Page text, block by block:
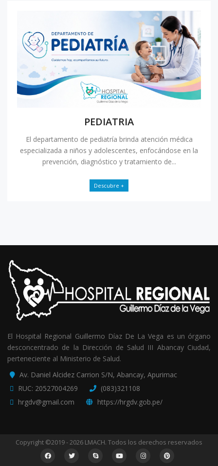
PEDIATRIA
El departamento de pediatría brinda atención médica
especializada a niños y adolescentes, enfocándose en la
prevención, diagnóstico y tratamiento de...
Descubre +
El Hospital Regional Guillermo Díaz De La Vega es un órgano
desconcentrado de la Dirección de Salud III Abancay Ciudad,
perteneciente al Ministerio de Salud.
Av. Daniel Alcidez Carrion S/N, Abancay, Apurimac
RUC: 20527004269
(083)321108
hrgdv@gmail.com
https://hrgdv.gob.pe/
Copyright ©2019 - 2026 LMACH. Todos los derechos reservados